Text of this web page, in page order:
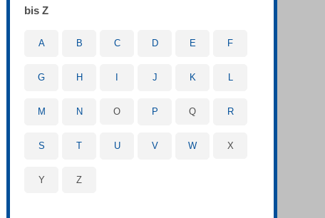
bis Z
A B C D E F
G H J K L
M N O P Q R
S T U V W X
Y Z